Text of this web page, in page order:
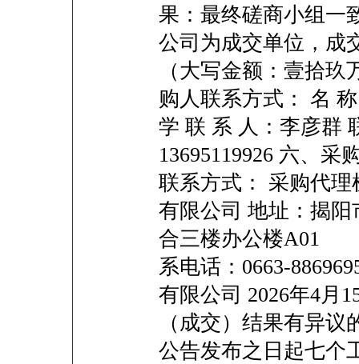
果：最终磋商小组一
公司为成交单位，成
（大写金额：壹拾
购人联系方式： 名
学 联 系 人：李彦群
13695119926 六、采
联系方式： 采购代
有限公司 地址：揭
合三楼办公楼A01
系电话：0663-
有限公司 2026年4月
（成交）结果有异
公告发布之日起七个